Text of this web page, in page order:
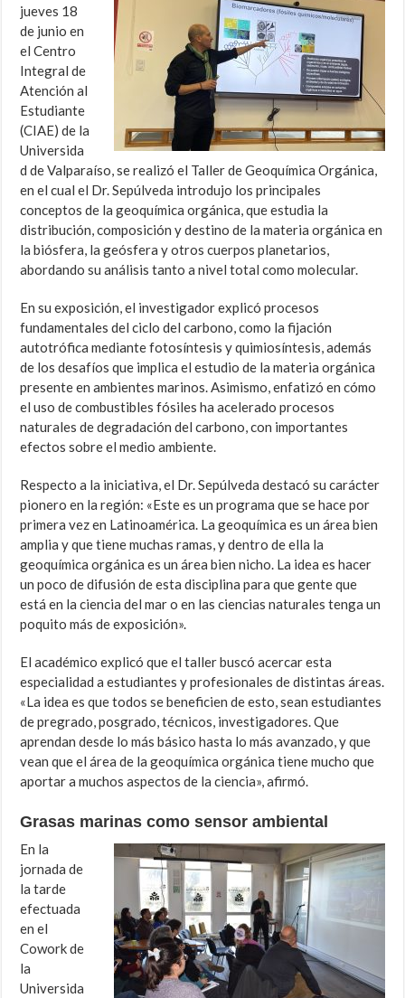
jueves 18
de junio en
el Centro
Integral de
Atención al
Estudiante
(CIAE) de la
Universida
d de Valparaíso, se realizó el Taller de Geoquímica Orgánica,
en el cual el Dr. Sepúlveda introdujo los principales
conceptos de la geoquímica orgánica, que estudia la
distribución, composición y destino de la materia orgánica en
la biósfera, la geósfera y otros cuerpos planetarios,
abordando su análisis tanto a nivel total como molecular.
En su exposición, el investigador explicó procesos
fundamentales del ciclo del carbono, como la fijación
autotrófica mediante fotosíntesis y quimiosíntesis, además
de los desafíos que implica el estudio de la materia orgánica
presente en ambientes marinos. Asimismo, enfatizó en cómo
el uso de combustibles fósiles ha acelerado procesos
naturales de degradación del carbono, con importantes
efectos sobre el medio ambiente.
Respecto a la iniciativa, el Dr. Sepúlveda destacó su carácter
pionero en la región: «Este es un programa que se hace por
primera vez en Latinoamérica. La geoquímica es un área bien
amplia y que tiene muchas ramas, y dentro de ella la
geoquímica orgánica es un área bien nicho. La idea es hacer
un poco de difusión de esta disciplina para que gente que
está en la ciencia del mar o en las ciencias naturales tenga un
poquito más de exposición».
El académico explicó que el taller buscó acercar esta
especialidad a estudiantes y profesionales de distintas áreas.
«La idea es que todos se beneficien de esto, sean estudiantes
de pregrado, posgrado, técnicos, investigadores. Que
aprendan desde lo más básico hasta lo más avanzado, y que
vean que el área de la geoquímica orgánica tiene mucho que
aportar a muchos aspectos de la ciencia», afirmó.
Grasas marinas como sensor ambiental
En la
jornada de
la tarde
efectuada
en el
Cowork de
la
Universida